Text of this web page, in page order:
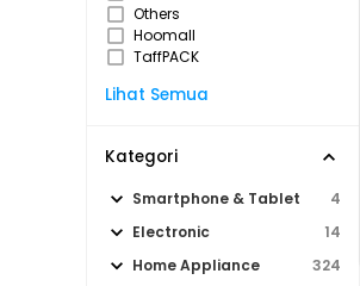
Others
Hoomall
TaffPACK
Lihat Semua
Kategori
Smartphone & Tablet
4
Electronic
14
Home Appliance
324